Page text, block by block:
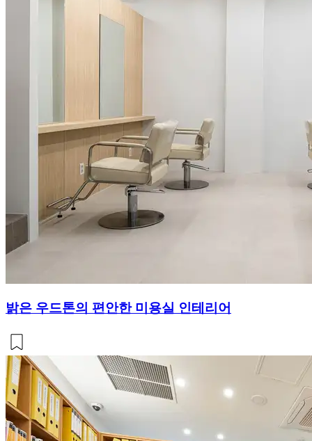
밝은 우드톤의 편안한 미용실 인테리어